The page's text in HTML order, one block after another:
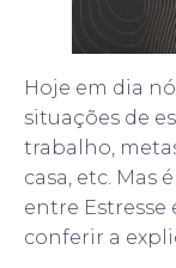
Hoje em dia
situações de
trabalho,
casa, etc. Mas
entre Estresse
conferir a